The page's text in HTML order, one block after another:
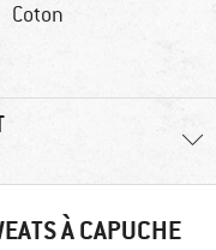
Coton
À CAPUCHE